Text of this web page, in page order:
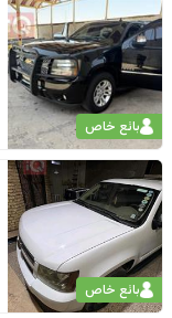
بائع خاص
بائع خاص